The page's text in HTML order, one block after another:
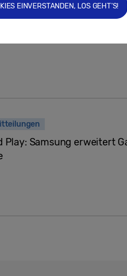
Samsung
und Galaxy Buds Live im
Play: Samsung erweitert
EINVERSTANDEN, LOS GEHT'S!